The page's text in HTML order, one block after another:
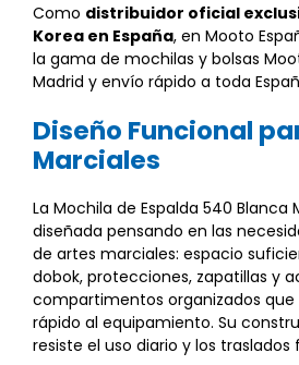
Como distribuidor oficial
Korea en España, en Mooto
la gama de mochilas y bolsas
Madrid y envío rápido a toda
Diseño Funcional
Marciales
La Mochila de Espalda 540 Blanca
diseñada pensando en las
de artes marciales: espacio
dobok, protecciones, zapatillas y
compartimentos organizados
rápido al equipamiento. Su
resiste el uso diario y los